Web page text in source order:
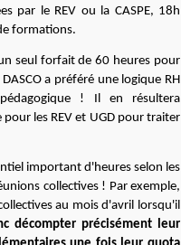
par le REV ou la CASPE, 18h
formations.
seul forfait de 60 heures pour
a préféré une logique RH
! Il en résultera
les REV et UGD pour traiter
important d'heures selon les
collectives ! Par exemple,
au mois d'avril lorsqu'il
décompter précisément leur